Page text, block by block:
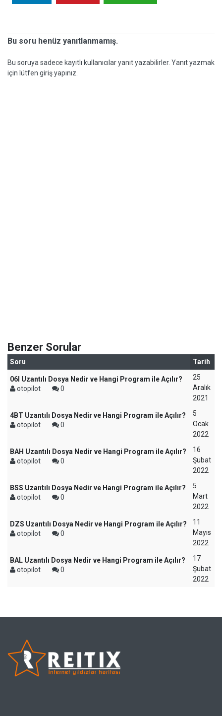
Bu soru henüz yanıtlanmamış.
Bu soruya sadece kayıtlı kullanıcılar yanıt yazabilirler. Yanıt yazmak
için lütfen giriş yapınız.
Benzer Sorular
Soru Tarih
06I Uzantılı Dosya Nedir ve Hangi Program ile Açılır?
otopilot
0
25
Aralık
2021
4BT Uzantılı Dosya Nedir ve Hangi Program ile Açılır?
otopilot
0
5
Ocak
2022
BAH Uzantılı Dosya Nedir ve Hangi Program ile Açılır?
otopilot
0
16
Şubat
2022
BSS Uzantılı Dosya Nedir ve Hangi Program ile Açılır?
otopilot
0
5
Mart
2022
DZS Uzantılı Dosya Nedir ve Hangi Program ile Açılır?
otopilot
0
11
Mayıs
2022
BAL Uzantılı Dosya Nedir ve Hangi Program ile Açılır?
otopilot
0
17
Şubat
2022